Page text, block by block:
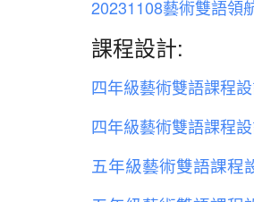
20231108藝術雙語領
課程設計:
四年級藝術雙語課程
四年級藝術雙語課程
五年級藝術雙語課程